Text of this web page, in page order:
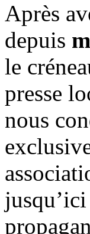
Après
depuis
le
presse
nous